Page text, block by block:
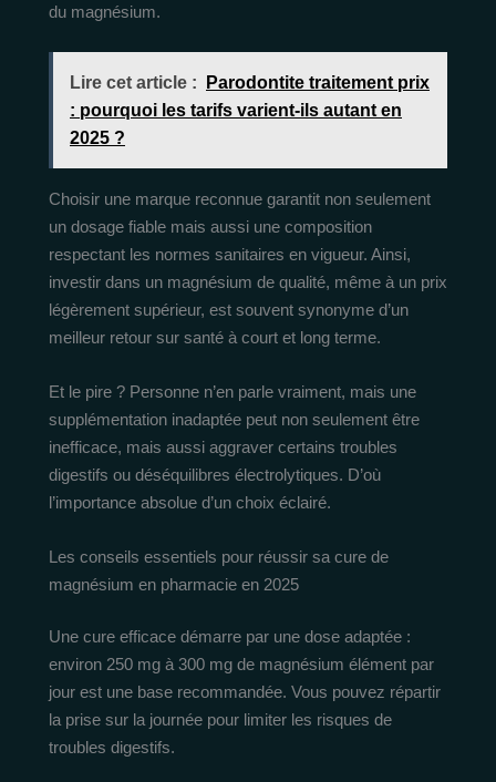
du magnésium.
Lire cet article :
Parodontite traitement prix
: pourquoi les tarifs varient-ils autant en
2025 ?
Choisir une marque reconnue garantit non seulement
un dosage fiable mais aussi une composition
respectant les normes sanitaires en vigueur. Ainsi,
investir dans un magnésium de qualité, même à un prix
légèrement supérieur, est souvent synonyme d’un
meilleur retour sur santé à court et long terme.
Et le pire ? Personne n’en parle vraiment, mais une
supplémentation inadaptée peut non seulement être
inefficace, mais aussi aggraver certains troubles
digestifs ou déséquilibres électrolytiques. D’où
l’importance absolue d’un choix éclairé.
Les conseils essentiels pour réussir sa cure de
magnésium en pharmacie en 2025
Une cure efficace démarre par une dose adaptée :
environ 250 mg à 300 mg de magnésium élément par
jour est une base recommandée. Vous pouvez répartir
la prise sur la journée pour limiter les risques de
troubles digestifs.